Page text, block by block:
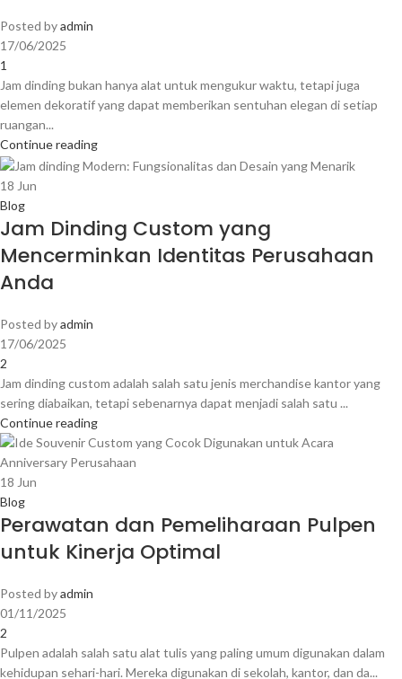
Posted byadmin
17/06/2025
1
Jam dinding bukan hanya alat untuk mengukur waktu, tetapi juga
elemen dekoratif yang dapat memberikan sentuhan elegan di setiap
ruangan...
Continue reading
18 Jun
Blog
Jam Dinding Custom yang
Mencerminkan Identitas Perusahaan
Anda
Posted byadmin
17/06/2025
2
Jam dinding custom adalah salah satu jenis merchandise kantor yang
sering diabaikan, tetapi sebenarnya dapat menjadi salah satu ...
Continue reading
18 Jun
Blog
Perawatan dan Pemeliharaan Pulpen
untuk Kinerja Optimal
Posted byadmin
01/11/2025
2
Pulpen adalah salah satu alat tulis yang paling umum digunakan dalam
kehidupan sehari-hari. Mereka digunakan di sekolah, kantor, dan da...